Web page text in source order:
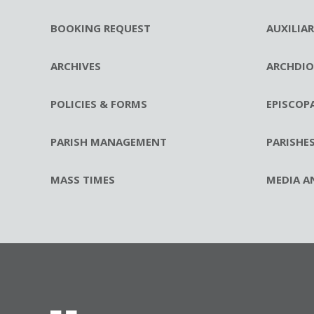
BOOKING REQUEST
ARCHIVES
POLICIES & FORMS
PARISH MANAGEMENT
MASS TIMES
PARISHES
MEDIA